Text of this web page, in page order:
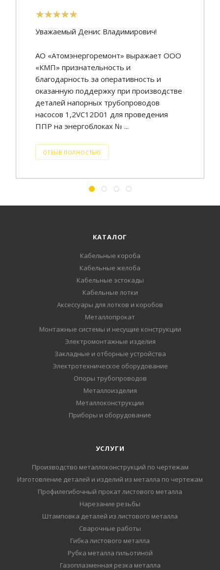
Уважаемый Денис Владимирович!
АО «Атомэнергоремонт» выражает ООО
«КМП» признательность и
благодарность за оперативность и
оказанную поддержку при производстве
деталей напорных трубопроводов
насосов 1,2VC12D01 для проведения
ППР на энергоблоках № ...
ОТЗЫВ ПОЛНОСТЬЮ
КАТАЛОГ
Кабельные короба
Кабельные желоба
Кабельные эстокады
Кабельные лотки
Аксессуары для лотков и коробов
Металлопрокат
Монтажные системы и несущие конструкции
Электромонтажные изделия
Закладные и отборные устройства
Электротехническое оборудование
Опоры трубопроводов
Металлоизделия
Металлоконструкции
Приборы и оборудование
УСЛУГИ
Производство металлоконструкций по чертежам
Изготовление деталей и изделий из металла по чертежам
Профилегибочный прокат листового металла
Нарезание резьбы
Штамповка деталей из листового металла
Сварочные работы
Гибка листового металла
Рубка металла гильотиной
Газоплазменная резка металла